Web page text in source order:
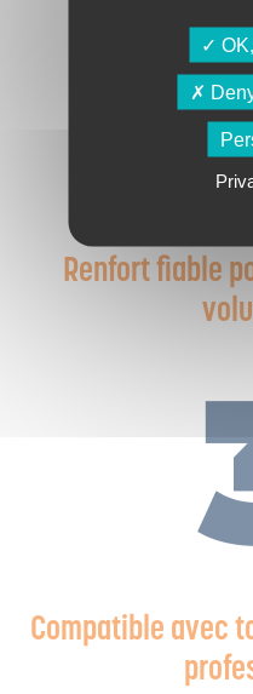
Renfort fiable
Compatible avec